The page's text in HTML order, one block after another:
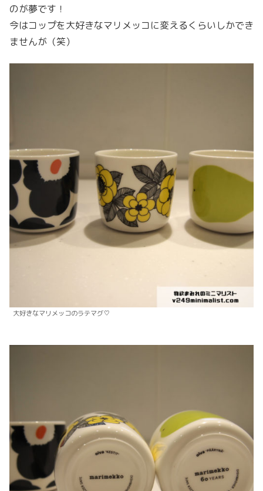
のが夢です！
今はコップを大好きなマリメッコに変えるくらいしかでき
ませんが（笑）
大好きなマリメッコのラテマグ♡